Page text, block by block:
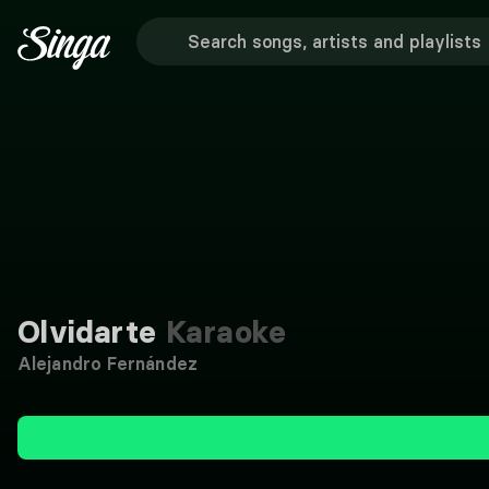
Olvidarte Karaoke
Alejandro Fernández